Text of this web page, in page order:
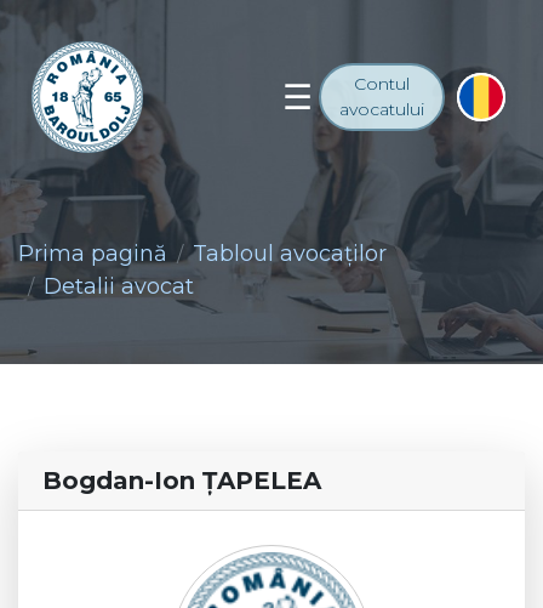
Contul
avocatului
Prima pagină
Tabloul avocaţilor
Detalii avocat
Bogdan-Ion ŢAPELEA